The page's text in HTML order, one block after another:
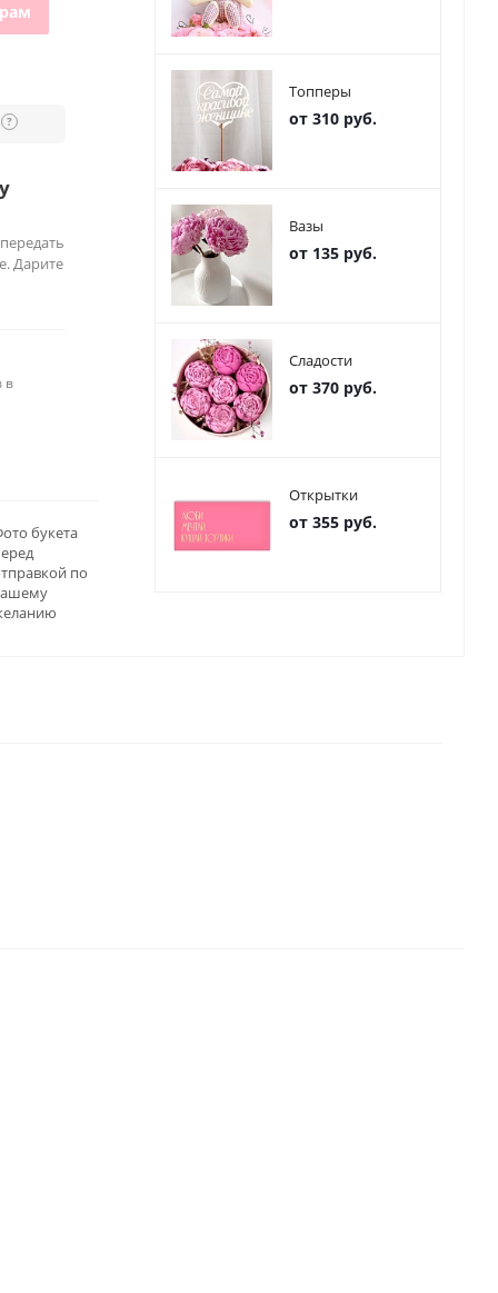
?
Дарите
в
букета
по
Топперы
от 310 руб.
Вазы
от 135 руб.
Сладости
от 370 руб.
Открытки
от 355 руб.